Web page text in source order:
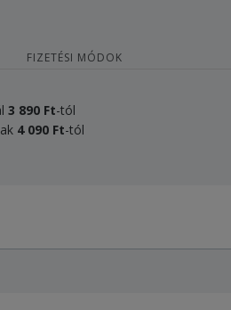
FIZETÉSI MÓDOK
3 890 Ft-tól
4 090 Ft-tól